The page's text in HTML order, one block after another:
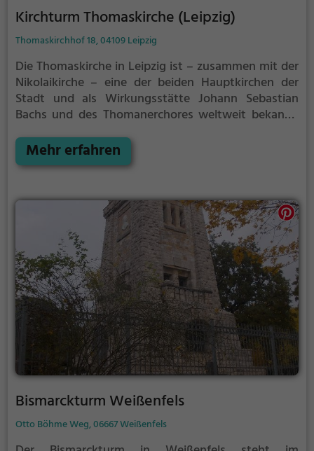
Kirchturm Thomaskirche (Leipzig)
Thomaskirchhof 18, 04109 Leipzig
Die Thomaskirche in Leipzig ist – zusammen mit der
Nikolaikirche – eine der beiden Hauptkirchen der
Stadt und als Wirkungsstätte Johann Sebastian
Bachs und des Thomanerchores weltweit bekannt.
Kirchgemeinde St. Thomas.
Mehr erfahren
Bismarckturm Weißenfels
Otto Böhme Weg, 06667 Weißenfels